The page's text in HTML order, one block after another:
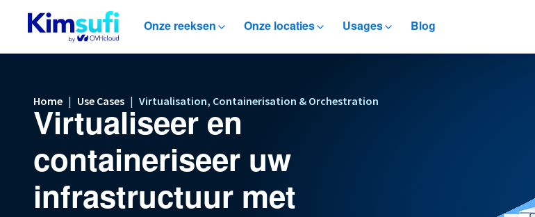
Onze reeksen Onze locaties Usages Blog
Home | Use Cases | Virtualisation, Containerisation & Orchestration
Virtualiseer en
containeriseer uw
infrastructuur met